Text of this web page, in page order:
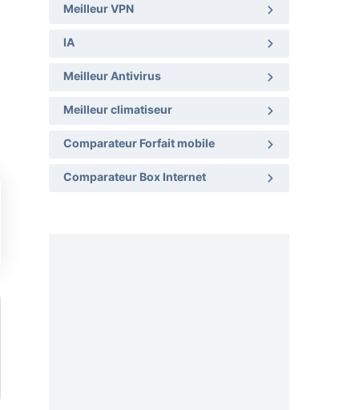
Meilleur VPN
IA
Meilleur Antivirus
Meilleur climatiseur
Comparateur Forfait mobile
Comparateur Box Internet